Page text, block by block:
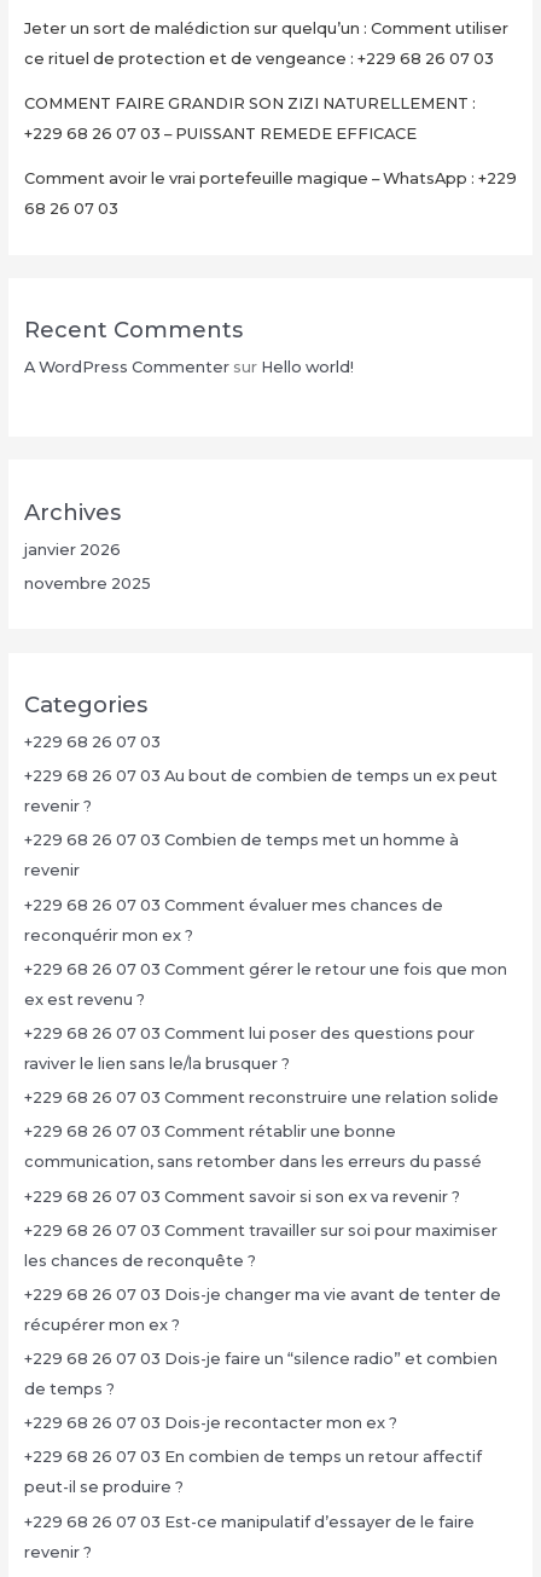
Jeter un sort de malédiction sur quelqu’un : Comment utiliser
ce rituel de protection et de vengeance : +229 68 26 07 03
COMMENT FAIRE GRANDIR SON ZIZI NATURELLEMENT :
+229 68 26 07 03 – PUISSANT REMEDE EFFICACE
Comment avoir le vrai portefeuille magique – WhatsApp : +229
68 26 07 03
Recent Comments
A WordPress Commentersur Hello world!
Archives
janvier 2026
novembre 2025
Categories
+229 68 26 07 03
+229 68 26 07 03 Au bout de combien de temps un ex peut
revenir ?
+229 68 26 07 03 Combien de temps met un homme à
revenir
+229 68 26 07 03 Comment évaluer mes chances de
reconquérir mon ex ?
+229 68 26 07 03 Comment gérer le retour une fois que mon
ex est revenu ?
+229 68 26 07 03 Comment lui poser des questions pour
raviver le lien sans le/la brusquer ?
+229 68 26 07 03 Comment reconstruire une relation solide
+229 68 26 07 03 Comment rétablir une bonne
communication, sans retomber dans les erreurs du passé
+229 68 26 07 03 Comment savoir si son ex va revenir ?
+229 68 26 07 03 Comment travailler sur soi pour maximiser
les chances de reconquête ?
+229 68 26 07 03 Dois-je changer ma vie avant de tenter de
récupérer mon ex ?
+229 68 26 07 03 Dois-je faire un “silence radio” et combien
de temps ?
+229 68 26 07 03 Dois-je recontacter mon ex ?
+229 68 26 07 03 En combien de temps un retour affectif
peut-il se produire ?
+229 68 26 07 03 Est-ce manipulatif d’essayer de le faire
revenir ?